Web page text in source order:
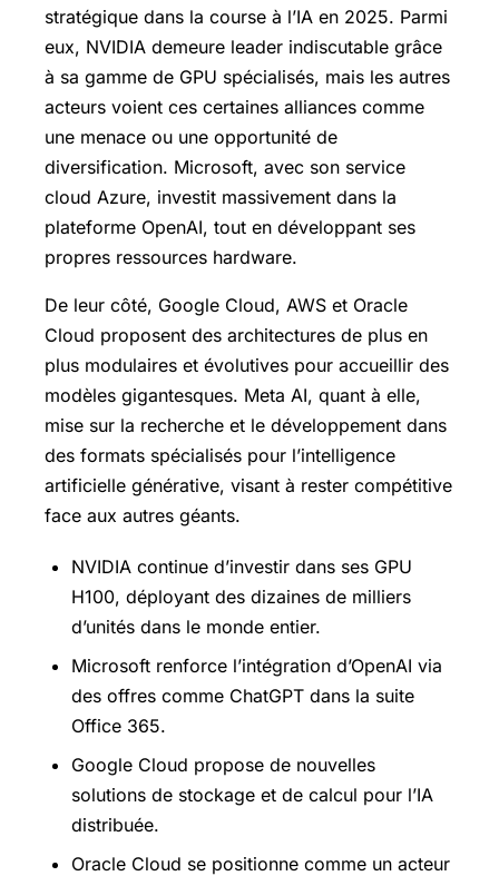
stratégique dans la course à l’IA en 2025. Parmi
eux, NVIDIA demeure leader indiscutable grâce
à sa gamme de GPU spécialisés, mais les autres
acteurs voient ces certaines alliances comme
une menace ou une opportunité de
diversification. Microsoft, avec son service
cloud Azure, investit massivement dans la
plateforme OpenAI, tout en développant ses
propres ressources hardware.
De leur côté, Google Cloud, AWS et Oracle
Cloud proposent des architectures de plus en
plus modulaires et évolutives pour accueillir des
modèles gigantesques. Meta AI, quant à elle,
mise sur la recherche et le développement dans
des formats spécialisés pour l’intelligence
artificielle générative, visant à rester compétitive
face aux autres géants.
NVIDIA continue d’investir dans ses GPU
H100, déployant des dizaines de milliers
d’unités dans le monde entier.
Microsoft renforce l’intégration d’OpenAI via
des offres comme ChatGPT dans la suite
Office 365.
Google Cloud propose de nouvelles
solutions de stockage et de calcul pour l’IA
distribuée.
Oracle Cloud se positionne comme un acteur